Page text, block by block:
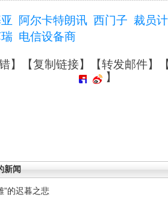
阿尔卡特朗讯 西门子 裁员
电信设备商
】【复制链接】【转发邮件】
】
新闻
”的迟暮之悲